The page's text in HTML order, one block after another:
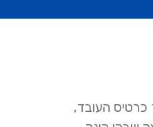
כרטיס העובד,